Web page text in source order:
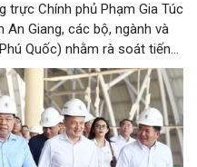
trực Chính phủ Phạm Gia Túc
Giang, các bộ, ngành và
Quốc) nhằm rà soát tiến
vụ sự kiện đối ngoại lớn